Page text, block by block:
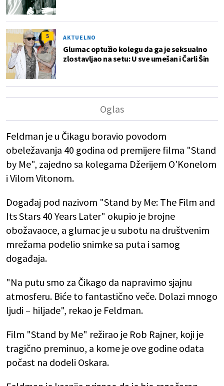
5 AKTUELNO
Glumac optužio kolegu da ga je seksualno
zlostavljao na setu: U sve umešan i Čarli Šin
Feldman je u Čikagu boravio povodom
obeležavanja 40 godina od premijere filma "Stand
by Me", zajedno sa kolegama Džerijem O'Konelom
i Vilom Vitonom.
Događaj pod nazivom "Stand by Me: The Film and
Its Stars 40 Years Later" okupio je brojne
obožavaoce, a glumac je u subotu na društvenim
mrežama podelio snimke sa puta i samog
događaja.
"Na putu smo za Čikago da napravimo sjajnu
atmosferu. Biće to fantastično veče. Dolazi mnogo
ljudi – hiljade", rekao je Feldman.
Film "Stand by Me" režirao je Rob Rajner, koji je
tragično preminuo, a kome je ove godine odata
počast na dodeli Oskara.